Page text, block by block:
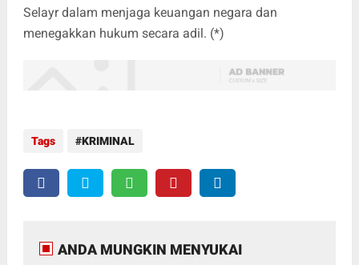
Selayr dalam menjaga keuangan negara dan
menegakkan hukum secara adil. (*)
Tags KRIMINAL
ANDA MUNGKIN MENYUKAI